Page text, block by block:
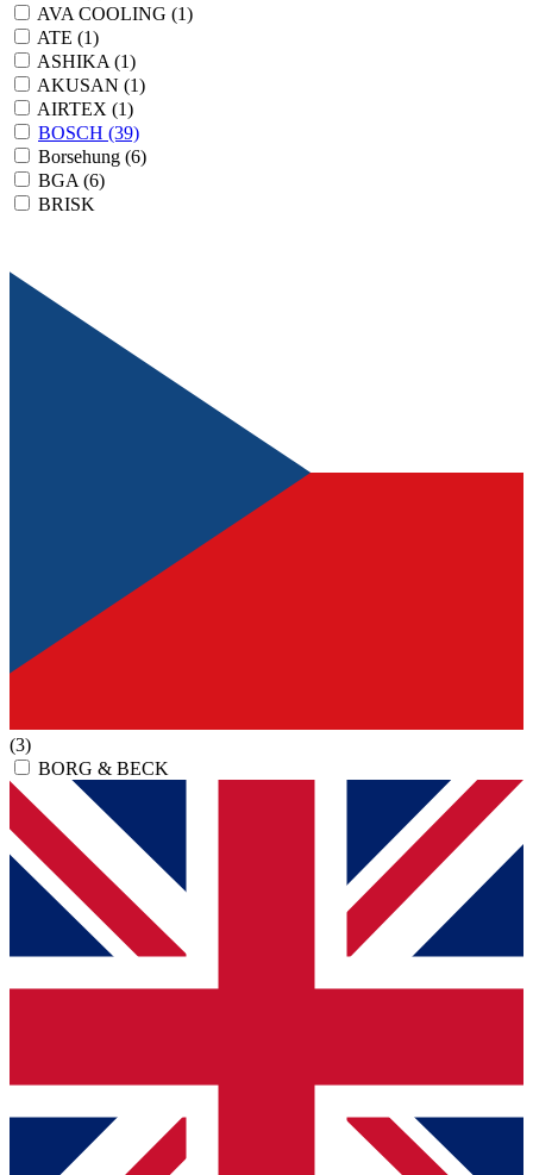
AVA COOLING (1)
ATE (1)
ASHIKA (1)
AKUSAN (1)
AIRTEX (1)
BOSCH (39)
Borsehung (6)
BGA (6)
BRISK
(3)
BORG & BECK